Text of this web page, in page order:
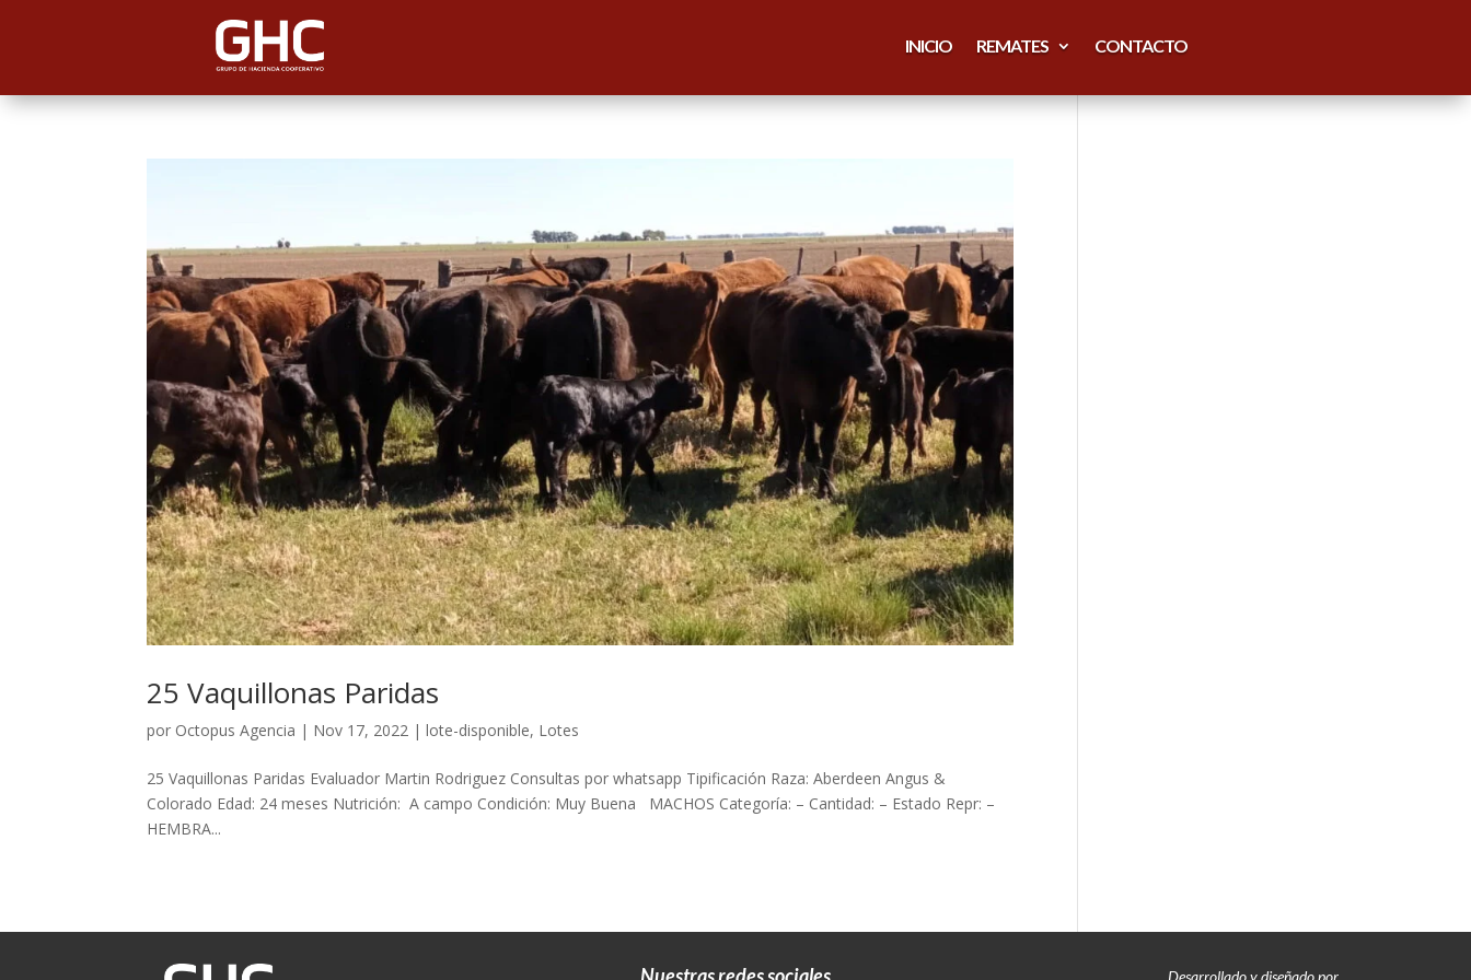
INICIO REMATES CONTACTO
25 Vaquillonas Paridas
por Octopus Agencia | Nov 17, 2022 |lote-disponible, Lotes
25 Vaquillonas Paridas Evaluador Martin Rodriguez Consultas por whatsapp Tipificación Raza: Aberdeen Angus &
Colorado Edad: 24 meses Nutrición: A campo Condición: Muy Buena MACHOS Categoría: – Cantidad: – Estado Repr: –
HEMBRA...
Desarrollado y diseñado por